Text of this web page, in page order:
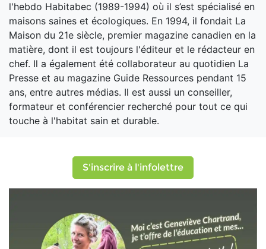
l'hebdo Habitabec (1989-1994) où il s’est spécialisé en
maisons saines et écologiques. En 1994, il fondait La
Maison du 21e siècle, premier magazine canadien en la
matière, dont il est toujours l'éditeur et le rédacteur en
chef. Il a également été collaborateur au quotidien La
Presse et au magazine Guide Ressources pendant 15
ans, entre autres médias. Il est aussi un conseiller,
formateur et conférencier recherché pour tout ce qui
touche à l'habitat sain et durable.
S'inscrire à l'infolettre